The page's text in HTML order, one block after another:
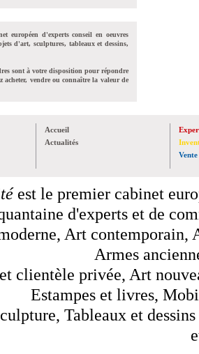
européen d'experts conseil en oeuvres
d'art, sculptures, tableaux et dessins,
sont à votre disposition pour répondre
acheter, vendre ou connaître la valeur de
Accueil
Actualités
Vente
est le premier cabinet
d'experts et de
Art contemporain,
Armes
clientèle privée, Art
Estampes et livres,
Tableaux et